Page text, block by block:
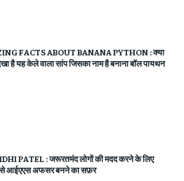
FACTS ABOUT BANANA PYTHON : क्या
है यह केले वाला सांप जिसका नाम है बनाना बॉल पायथन
PATEL : जरूरतमंद लोगों की मदद करने के लिए
से आईएएस अफसर बनने का सफ़र